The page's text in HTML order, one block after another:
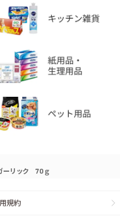
ーリック 70ｇ
規約